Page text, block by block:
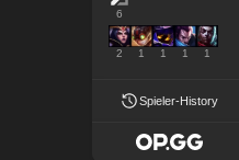
6
2 1 1 1 1
Spieler-History